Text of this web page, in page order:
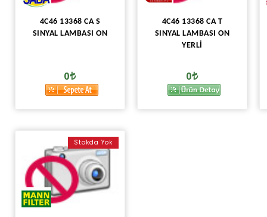
4C46 13368 CA S
SINYAL LAMBASI ON
0
4C46 13368 CA T
SINYAL LAMBASI ON
YERLİ
0
Stokda Yok